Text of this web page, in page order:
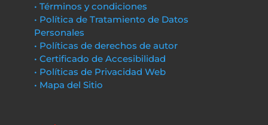
• Términos y condiciones
• Política de Tratamiento de Datos
Personales
• Políticas de derechos de autor
• Certificado de Accesibilidad
• Políticas de Privacidad Web
• Mapa del Sitio